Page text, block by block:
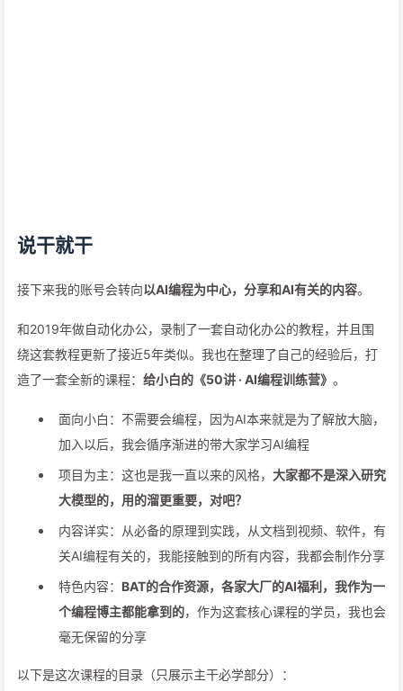
说干就干
接下来我的账号会转向以AI编程为中心，分享和AI有关的内容。
和2019年做自动化办公，录制了一套自动化办公的教程，并且围
绕这套教程更新了接近5年类似。我也在整理了自己的经验后，打
造了一套全新的课程： 给小白的《50讲 · AI编程训练营》 。
面向小白：不需要会编程，因为AI本来就是为了解放大脑，
加入以后，我会循序渐进的带大家学习AI编程
项目为主：这也是我一直以来的风格， 大家都不是深入研究
大模型的，用的溜更重要，对吧？
内容详实：从必备的原理到实践，从文档到视频、软件，有
关AI编程有关的，我能接触到的所有内容，我都会制作分享
特色内容： BAT的合作资源，各家大厂的AI福利，我作为一
个编程博主都能拿到的，作为这套核心课程的学员，我也会
毫无保留的分享
以下是这次课程的目录（只展示主干必学部分）：